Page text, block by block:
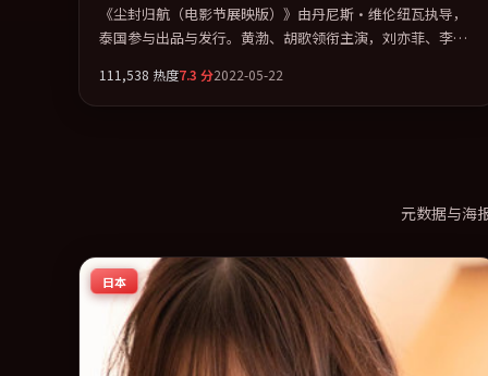
《尘封归航（电影节展映版）》由丹尼斯·维伦纽瓦执导，
泰国参与出品与发行。黄渤、胡歌领衔主演，刘亦菲、李秉
隐喻表达。全片以「传记」类型为骨架，在叙事、表演与视
听上力求统一。定于 2022-09-25 在内地院线及主流平台同步
111,538 热度7.3 分2022-05-22
元数据与海
日本